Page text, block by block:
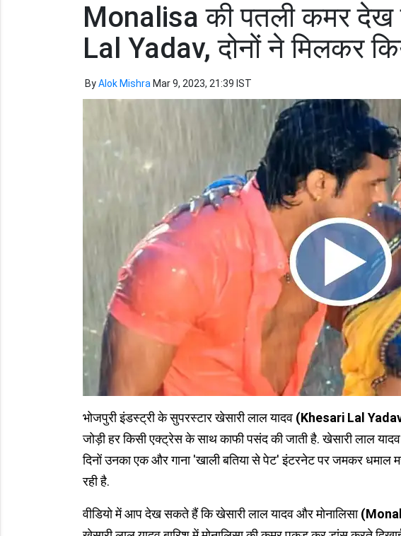
Monalisa की पतली कमर
Lal Yadav, दोनों ने मिलकर
ByAlok Mishra Mar 9, 2023, 21:39 IST
भोजपुरी इंडस्ट्री के सुपरस्टार खेसारी लाल यादव (Khesari Lal
जोड़ी हर किसी एक्ट्रेस के साथ काफी पसंद की जाती है. खेसारी लाल यादव
दिनों उनका एक और गाना 'खाली बतिया से पेट' इंटरनेट पर जमकर धमाल
रही है.
वीडियो में आप देख सकते हैं कि खेसारी लाल यादव और मोनालिसा